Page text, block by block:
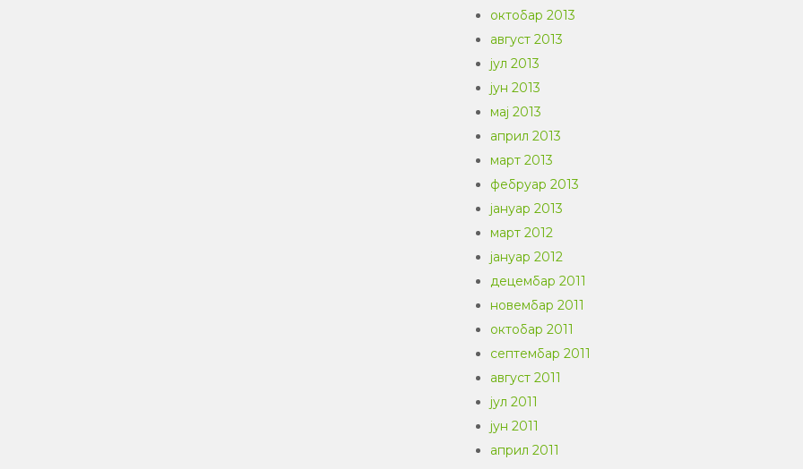
октобар 2013
август 2013
јул 2013
јун 2013
мај 2013
април 2013
март 2013
фебруар 2013
јануар 2013
март 2012
јануар 2012
децембар 2011
новембар 2011
октобар 2011
септембар 2011
август 2011
јул 2011
јун 2011
април 2011